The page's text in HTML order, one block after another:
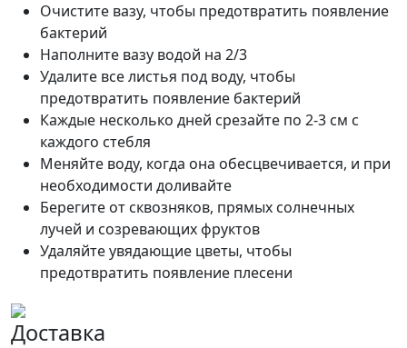
Очистите вазу, чтобы предотвратить появление
бактерий
Наполните вазу водой на 2/3
Удалите все листья под воду, чтобы
предотвратить появление бактерий
Каждые несколько дней срезайте по 2-3 см с
каждого стебля
Меняйте воду, когда она обесцвечивается, и при
необходимости доливайте
Берегите от сквозняков, прямых солнечных
лучей и созревающих фруктов
Удаляйте увядающие цветы, чтобы
предотвратить появление плесени
Доставка